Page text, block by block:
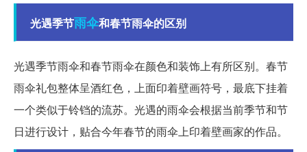
光遇季节雨伞和春节雨伞的区别
光遇季节雨伞和春节雨伞在颜色和装饰上有所区别。春节
雨伞礼包整体呈酒红色，上面印着壁画符号，最底下挂着
一个类似于铃铛的流苏。光遇的雨伞会根据当前季节和节
日进行设计，贴合今年春节的雨伞上印着壁画家的作品。